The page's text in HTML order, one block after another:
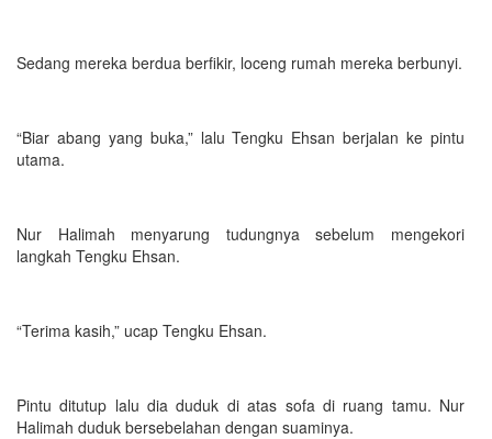
Sedang mereka berdua berfikir, loceng rumah mereka berbunyi.
“Biar abang yang buka,” lalu Tengku Ehsan berjalan ke pintu
utama.
Nur Halimah menyarung tudungnya sebelum mengekori
langkah Tengku Ehsan.
“Terima kasih,” ucap Tengku Ehsan.
Pintu ditutup lalu dia duduk di atas sofa di ruang tamu. Nur
Halimah duduk bersebelahan dengan suaminya.